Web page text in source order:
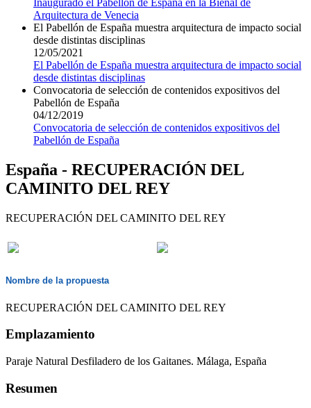
Inaugurado el Pabellón de España en la Bienal de
Arquitectura de Venecia
El Pabellón de España muestra arquitectura de impacto social
desde distintas disciplinas
12/05/2021
El Pabellón de España muestra arquitectura de impacto social
desde distintas disciplinas
Convocatoria de selección de contenidos expositivos del
Pabellón de España
04/12/2019
Convocatoria de selección de contenidos expositivos del
Pabellón de España
España - RECUPERACIÓN DEL
CAMINITO DEL REY
RECUPERACIÓN DEL CAMINITO DEL REY
Nombre de la propuesta
RECUPERACIÓN DEL CAMINITO DEL REY
Emplazamiento
Paraje Natural Desfiladero de los Gaitanes. Málaga, España
Resumen